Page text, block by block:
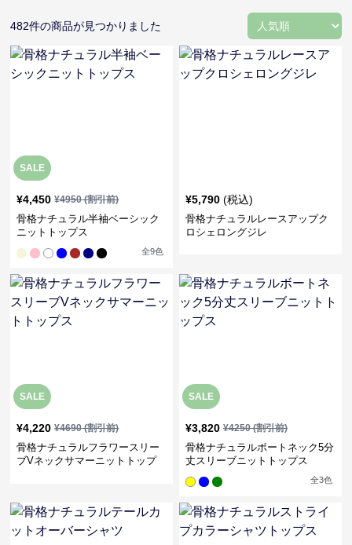
482件の商品が見つかりました
SALE
¥4,450 ¥4950(割引前)
骨格ナチュラル半袖ベーシック
ニットトップス
全9色
¥5,790 (税込)
骨格ナチュラルレースアップク
ロシェロングジレ
SALE
¥4,220 ¥4690(割引前)
骨格ナチュラルフラワースリー
ブVネックサマーニットトップ
SALE
¥3,820 ¥4250(割引前)
骨格ナチュラルボートネック5分
丈スリーブニットトップス
全3色